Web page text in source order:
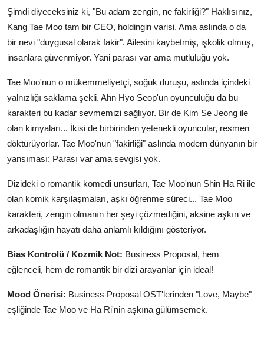
Şimdi diyeceksiniz ki, "Bu adam zengin, ne fakirliği?" Haklısınız,
Kang Tae Moo tam bir CEO, holdingin varisi. Ama aslında o da
bir nevi "duygusal olarak fakir". Ailesini kaybetmiş, işkolik olmuş,
insanlara güvenmiyor. Yani parası var ama mutluluğu yok.
Tae Moo'nun o mükemmeliyetçi, soğuk duruşu, aslında içindeki
yalnızlığı saklama şekli. Ahn Hyo Seop'un oyunculuğu da bu
karakteri bu kadar sevmemizi sağlıyor. Bir de Kim Se Jeong ile
olan kimyaları... İkisi de birbirinden yetenekli oyuncular, resmen
döktürüyorlar. Tae Moo'nun "fakirliği" aslında modern dünyanın bir
yansıması: Parası var ama sevgisi yok.
Dizideki o romantik komedi unsurları, Tae Moo'nun Shin Ha Ri ile
olan komik karşılaşmaları, aşkı öğrenme süreci... Tae Moo
karakteri, zengin olmanın her şeyi çözmediğini, aksine aşkın ve
arkadaşlığın hayatı daha anlamlı kıldığını gösteriyor.
Bias Kontrolü / Kozmik Not: Business Proposal, hem
eğlenceli, hem de romantik bir dizi arayanlar için ideal!
Mood Önerisi: Business Proposal OST'lerinden "Love, Maybe"
eşliğinde Tae Moo ve Ha Ri'nin aşkına gülümsemek.